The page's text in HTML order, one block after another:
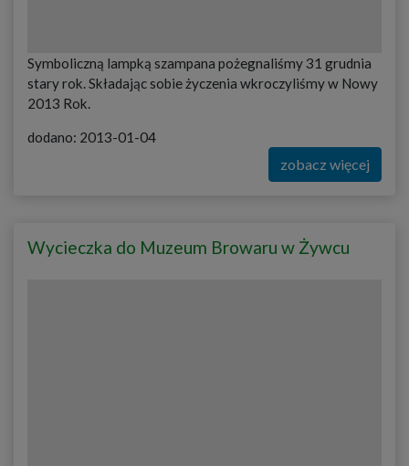
Symboliczną lampką szampana pożegnaliśmy 31 grudnia
stary rok. Składając sobie życzenia wkroczyliśmy w Nowy
2013 Rok.
dodano: 2013-01-04
zobacz więcej
Wycieczka do Muzeum Browaru w Żywcu